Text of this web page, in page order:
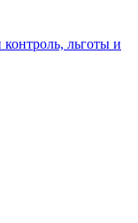
льготы и